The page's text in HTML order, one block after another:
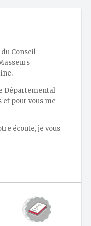
Conseil
Départemental
et pour vous me
écoute, je vous